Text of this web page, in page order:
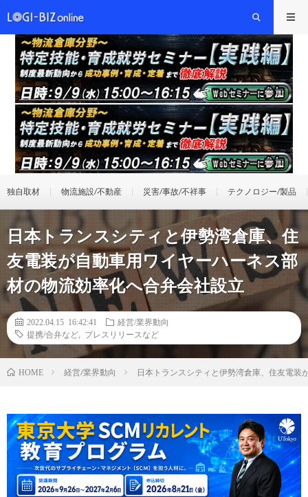
独自取材 物流施設/不動産 災害/事故/不祥事 テクノロジー/製品
日本トランスシティと伊勢湾倉庫、住
友電装が自動車用ワイヤーハーネス部
材の物流効率化へ合弁会社設立
2022.04.15 16:42:41
経営/業界動向
提携/合弁など
プレスリリースなど
HOME 経営/業界動向 日本トランスシティと伊勢湾倉庫、住友電